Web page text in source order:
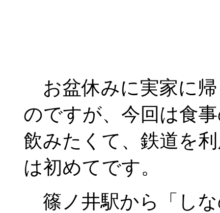
お盆休みに実家に
のですが、今回は食
飲みたくて、鉄道を
は初めてです。
篠ノ井駅から「し